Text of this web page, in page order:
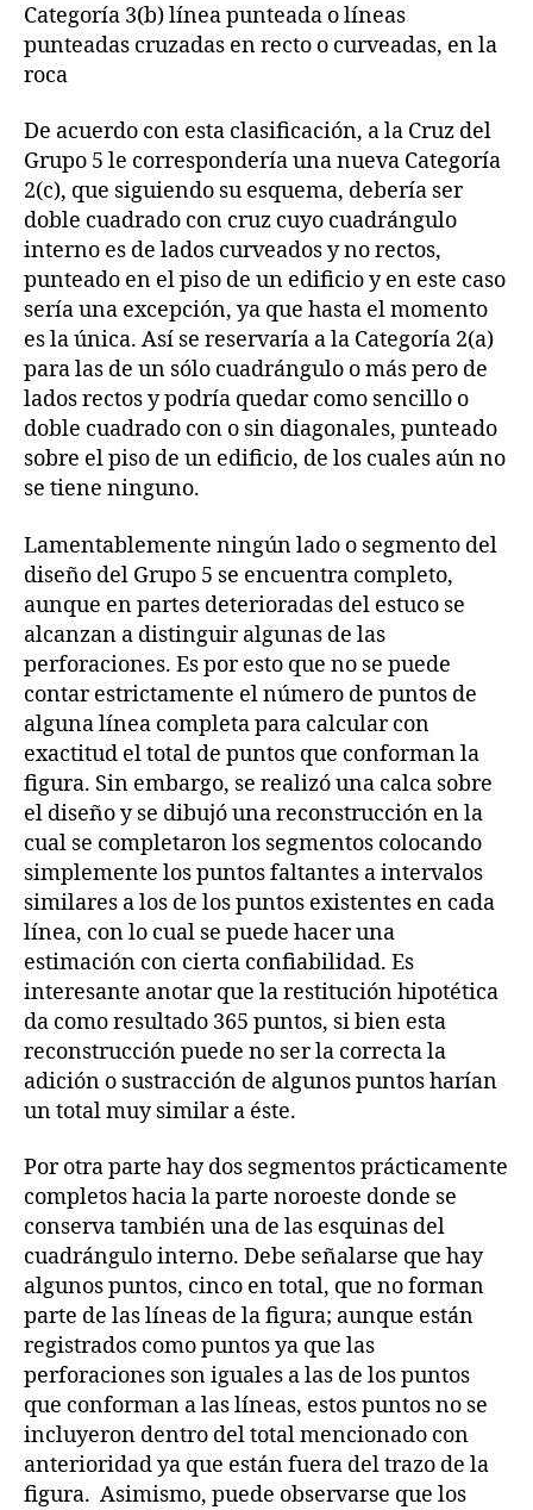
Categoría 3(b) línea punteada o líneas
punteadas cruzadas en recto o curveadas, en la
roca
De acuerdo con esta clasificación, a la Cruz del
Grupo 5 le correspondería una nueva Categoría
2(c), que siguiendo su esquema, debería ser
doble cuadrado con cruz cuyo cuadrángulo
interno es de lados curveados y no rectos,
punteado en el piso de un edificio y en este caso
sería una excepción, ya que hasta el momento
es la única. Así se reservaría a la Categoría 2(a)
para las de un sólo cuadrángulo o más pero de
lados rectos y podría quedar como sencillo o
doble cuadrado con o sin diagonales, punteado
sobre el piso de un edificio, de los cuales aún no
se tiene ninguno.
Lamentablemente ningún lado o segmento del
diseño del Grupo 5 se encuentra completo,
aunque en partes deterioradas del estuco se
alcanzan a distinguir algunas de las
perforaciones. Es por esto que no se puede
contar estrictamente el número de puntos de
alguna línea completa para calcular con
exactitud el total de puntos que conforman la
figura. Sin embargo, se realizó una calca sobre
el diseño y se dibujó una reconstrucción en la
cual se completaron los segmentos colocando
simplemente los puntos faltantes a intervalos
similares a los de los puntos existentes en cada
línea, con lo cual se puede hacer una
estimación con cierta confiabilidad. Es
interesante anotar que la restitución hipotética
da como resultado 365 puntos, si bien esta
reconstrucción puede no ser la correcta la
adición o sustracción de algunos puntos harían
un total muy similar a éste.
Por otra parte hay dos segmentos prácticamente
completos hacia la parte noroeste donde se
conserva también una de las esquinas del
cuadrángulo interno. Debe señalarse que hay
algunos puntos, cinco en total, que no forman
parte de las líneas de la figura; aunque están
registrados como puntos ya que las
perforaciones son iguales a las de los puntos
que conforman a las líneas, estos puntos no se
incluyeron dentro del total mencionado con
anterioridad ya que están fuera del trazo de la
figura. Asimismo, puede observarse que los